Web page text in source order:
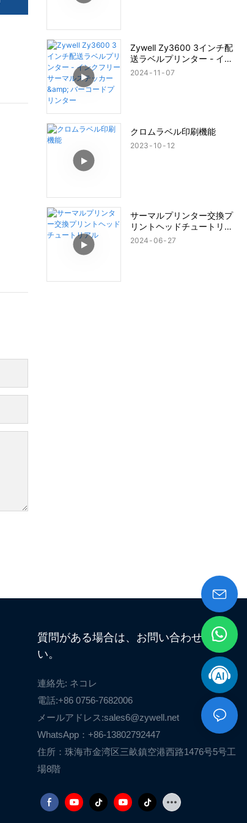
Zywell Zy3600 3インチ配
送ラベルプリンター - イン
クフリーサーマルステッカ
2024 11 07
クロムラベル印刷機能
2023 10 12
サーマルプリンター交換プ
リントヘッドチュートリア
ル
2024 06 27
質問がある場合は、お問い合わせくださ
い。
連絡先: ネコレ
電話:+86 0756-7682006
メールアドレス:sales6@zywell.net
WhatsApp：+86-13802792447
住所：珠海市金湾区三畝鎮空港西路1476号5号工
場8階